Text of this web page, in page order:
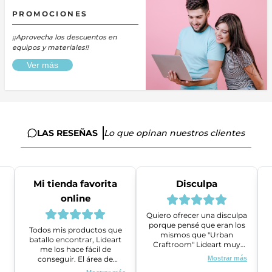
PROMOCIONES
¡¡Aprovecha los descuentos en
equipos y materiales!!
Ver más
LAS RESEÑAS Lo que opinan nuestros clientes
Mi tienda favorita
online
Todos mis productos que
batallo encontrar, Lideart
me los hace fácil de
conseguir. El área de
ventas es super amable y
Disculpa
Quiero ofrecer una disculpa
porque pensé que eran los
mismos que "Urban
Craftroom" Lideart muy
amables me ayudaron a
gestionar un problema que
Mostrar más